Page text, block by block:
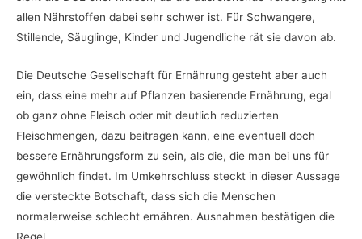
allen Nährstoffen dabei sehr schwer ist. Für Schwangere,
Stillende, Säuglinge, Kinder und Jugendliche rät sie davon ab.
Die Deutsche Gesellschaft für Ernährung gesteht aber auch
ein, dass eine mehr auf Pflanzen basierende Ernährung, egal
ob ganz ohne Fleisch oder mit deutlich reduzierten
Fleischmengen, dazu beitragen kann, eine eventuell doch
bessere Ernährungsform zu sein, als die, die man bei uns für
gewöhnlich findet. Im Umkehrschluss steckt in dieser Aussage
die versteckte Botschaft, dass sich die Menschen
normalerweise schlecht ernähren. Ausnahmen bestätigen die